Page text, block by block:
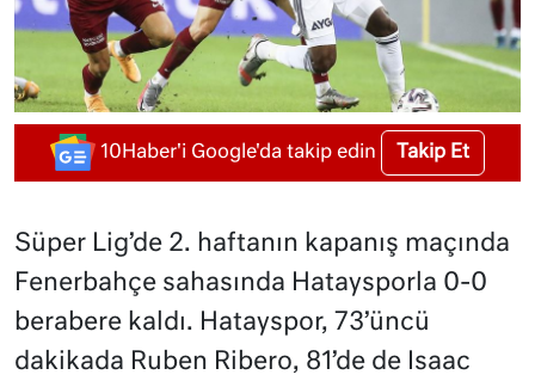
10Haber'i Google'da takip edin Takip Et
Süper Lig’de 2. haftanın kapanış maçında
Fenerbahçe sahasında Hataysporla 0-0
berabere kaldı. Hatayspor, 73’üncü
dakikada Ruben Ribero, 81’de de Isaac